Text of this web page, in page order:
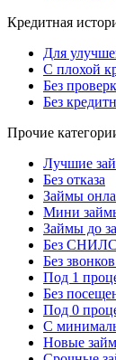
Кредитная
Для
С плохой
Без
Без
Прочие
Лучшие
Без отказа
Займы
Мини
Займы до
Без СНИЛС
Без
Под 1
Без
Под 0
С
Новые